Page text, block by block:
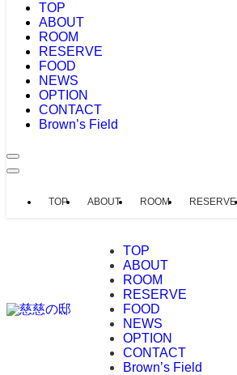
TOP
ABOUT
ROOM
RESERVE
FOOD
NEWS
OPTION
CONTACT
Brown’s Field
TOP ABOUT ROOM RESERVE
TOP
ABOUT
ROOM
RESERVE
FOOD
NEWS
OPTION
CONTACT
Brown’s Field